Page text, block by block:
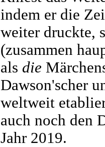
indem er die
weiter druckte,
(zusammen
als die
Dawson'scher
weltweit
auch noch den
Jahr 2019.